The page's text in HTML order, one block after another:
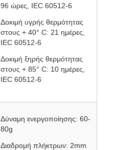
96 ώρες, IEC 60512-6
Δοκιμή υγρής θερμότητας
στους + 40° C: 21 ημέρες,
IEC 60512-6
Δοκιμή ξηρής θερμότητας
στους + 85° C: 10 ημέρες,
IEC 60512-6
Δύναμη ενεργοποίησης: 60-
80g
Διαδρομή πλήκτρων: 2mm